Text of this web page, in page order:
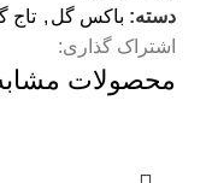
دسته: باکس گل , تاج
اشتراک گذاری:
محصولات